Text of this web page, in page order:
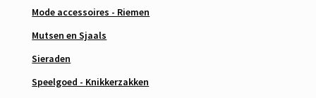
Mode accessoires - Riemen
Mutsen en Sjaals
Sieraden
Speelgoed - Knikkerzakken